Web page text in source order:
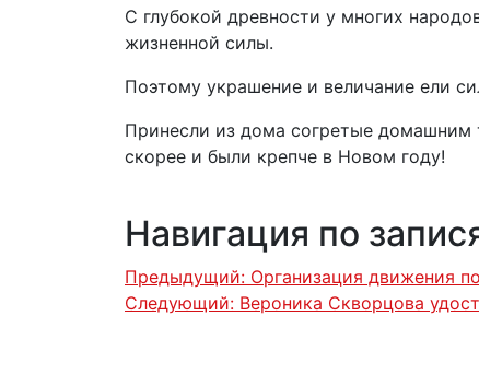
С глубокой древности у многих
жизненной силы.
Поэтому украшение и величание ели
Принесли из дома согретые
скорее и были крепче в Новом году!
Навигация по
Предыдущий: Организация движения
Следующий: Вероника Скворцова